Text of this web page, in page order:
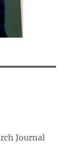
Journal